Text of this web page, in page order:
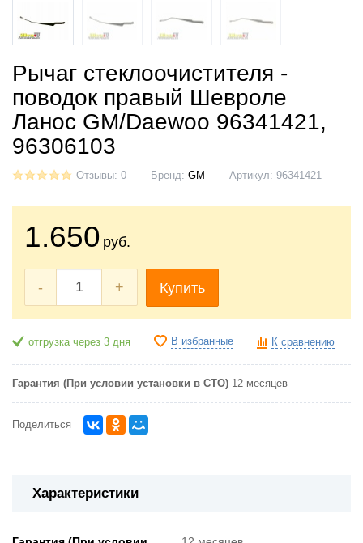
Рычаг стеклоочистителя -
поводок правый Шевроле
Ланос GM/Daewoo 96341421,
96306103
Отзывы: 0 Бренд: GM Артикул: 96341421
1.650 руб.
- + Купить
отгрузка через 3 дня В избранные К сравнению
Гарантия (При условии установки в СТО) 12 месяцев
Поделиться
Характеристики